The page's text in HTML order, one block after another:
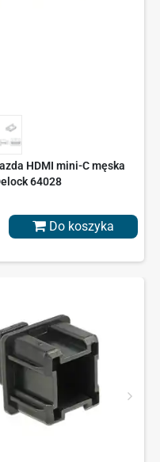
HDMI mini-C męska
64028
Do koszyka